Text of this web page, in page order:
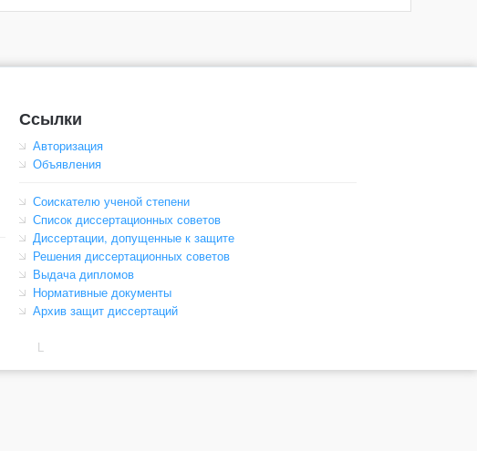
Ссылки
Авторизация
Объявления
Соискателю ученой степени
Список диссертационных советов
Диссертации, допущенные к защите
Решения диссертационных советов
Выдача дипломов
Нормативные документы
Архив защит диссертаций
L